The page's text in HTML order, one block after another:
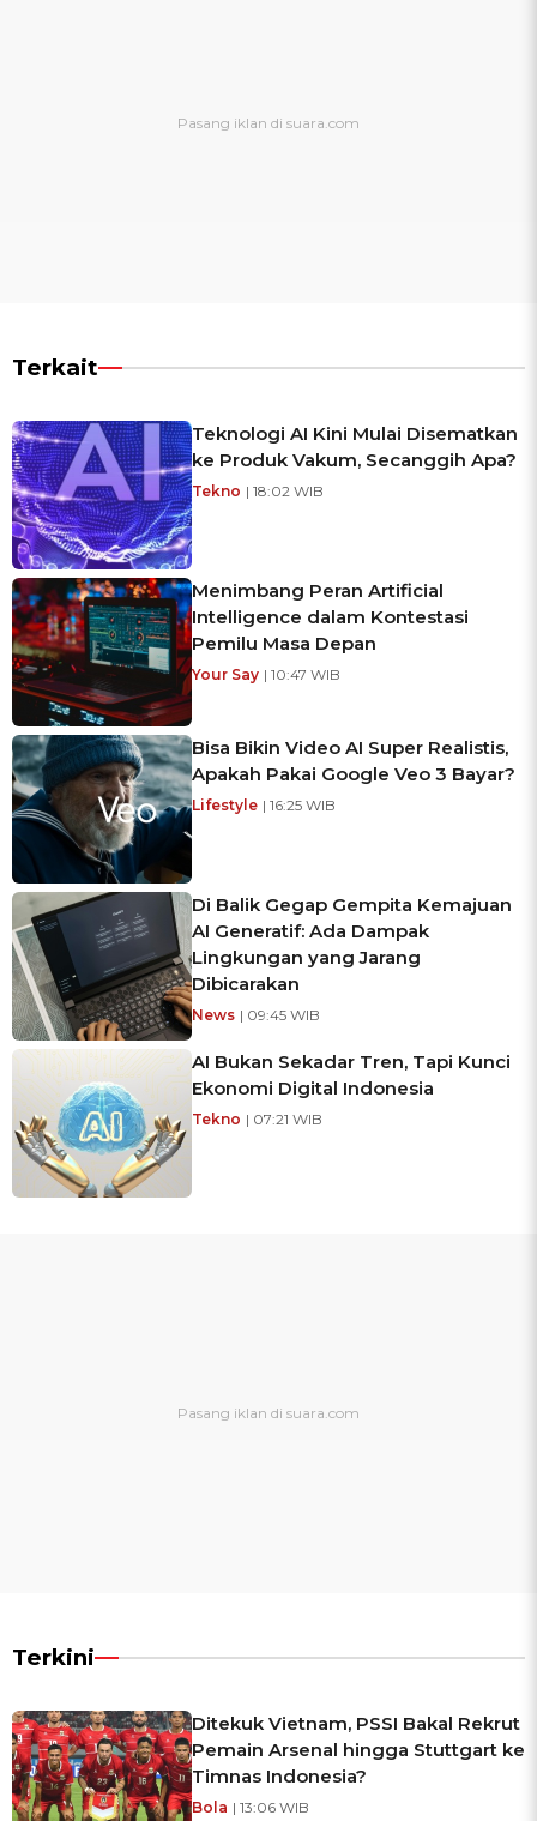
Terkait
Teknologi AI Kini Mulai Disematkan
ke Produk Vakum, Secanggih Apa?
Tekno | 18:02 WIB
Menimbang Peran Artificial
Intelligence dalam Kontestasi
Pemilu Masa Depan
Your Say | 10:47 WIB
Bisa Bikin Video AI Super Realistis,
Apakah Pakai Google Veo 3 Bayar?
Lifestyle | 16:25 WIB
Di Balik Gegap Gempita Kemajuan
AI Generatif: Ada Dampak
Lingkungan yang Jarang
Dibicarakan
News | 09:45 WIB
AI Bukan Sekadar Tren, Tapi Kunci
Ekonomi Digital Indonesia
Tekno | 07:21 WIB
Terkini
Ditekuk Vietnam, PSSI Bakal Rekrut
Pemain Arsenal hingga Stuttgart ke
Timnas Indonesia?
Bola | 13:06 WIB